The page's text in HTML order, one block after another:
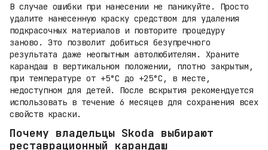
В случае ошибки при нанесении не паникуйте. Просто
удалите нанесенную краску средством для удаления
подкрасочных материалов и повторите процедуру
заново. Это позволит добиться безупречного
результата даже неопытным автолюбителям. Храните
карандаш в вертикальном положении, плотно закрытым,
при температуре от +5°C до +25°C, в месте,
недоступном для детей. После вскрытия рекомендуется
использовать в течение 6 месяцев для сохранения всех
свойств краски.
Почему владельцы Skoda выбирают
реставрационный карандаш